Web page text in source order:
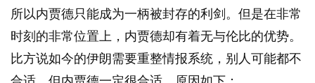
所以内贾德只能成为一柄被封存的利剑。但是在非常
时刻的非常位置上，内贾德却有着无与伦比的优势。
比方说如今的伊朗需要重整情报系统，别人可能都不